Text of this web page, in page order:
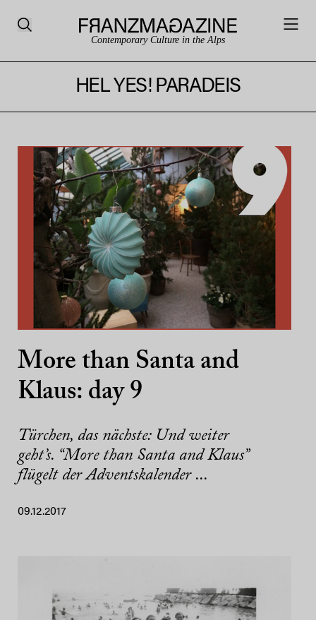
Contemporary Culture in the Alps
HEL YES! PARADEIS
More than Santa and
Klaus: day 9
Türchen, das nächste: Und weiter
geht’s. “More than Santa and Klaus”
flügelt der Adventskalender ...
09.12.2017